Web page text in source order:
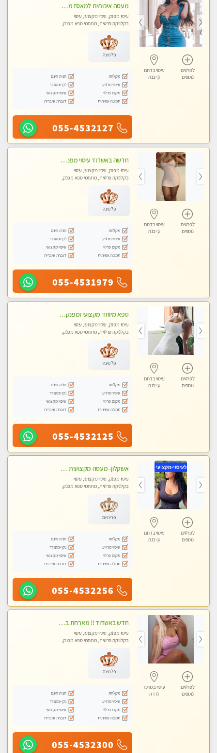
לפרטים
נוספים
עיסוי בדרום
גן יבנה
מעסה איכותית למאסז מקצועי ומפנק לכל שרירי הגוף באשדוד
עיסוי מפנק, עיסוי מקצועי, עיסוי
בקלניקה פרטית, מתחמי ספא מפנק,
פלטינה
מקלחת
חניה חינם
עיסוי מרגיע
נקי ומסודר
מקום פרטי
עיסוי מקצועי
תמונה אמיתית
דוברת עיברית
055-4532127
לפרטים
נוספים
עיסוי בדרום
גן יבנה
חדשה באשדוד עיסוי מפנק בקליניקה פרטית שירות vip לרציניים בלבד! מומלץ!!
עיסוי מפנק, עיסוי מקצועי, עיסוי
בקלניקה פרטית, מתחמי ספא מפנק,
פלטינה
מקלחת
חניה חינם
עיסוי מרגיע
נקי ומסודר
מקום פרטי
עיסוי מקצועי
תמונה אמיתית
דוברת עיברית
055-4531979
לפרטים
נוספים
עיסוי בדרום
גן יבנה
ספא מיוחד מקצועי ומפנק באשקלון חדשה מומלץ לחלוטין! כל סוגי העיסויים מעסה מקצועית ואיכותית פרטי!!!
עיסוי מפנק, עיסוי מקצועי, עיסוי
בקלניקה פרטית, מתחמי ספא מפנק,
פלטינה
מקלחת
חניה חינם
עיסוי מרגיע
נקי ומסודר
מקום פרטי
עיסוי מקצועי
תמונה אמיתית
דוברת עיברית
055-4532125
לפרטים
נוספים
עיסוי בדרום
גן יבנה
אשקלון- מעסה מקצועית חדשה ואיכותית לעיסוי מרגיע ומפנק VIP-מומלץ לחלוטין! פרטי! ​​​​​​ Highly recommended
עיסוי מפנק, עיסוי מקצועי, עיסוי
בקלניקה פרטית, מתחמי ספא מפנק,
טנטרה
פרימיום
מקלחת
חניה חינם
עיסוי מרגיע
נקי ומסודר
מקום פרטי
עיסוי מקצועי
תמונה אמיתית
דוברת עיברית
055-4532256
לפרטים
נוספים
עיסוי במרכז
גדרה
חדש באשדוד !! מארחת בדירתי באופן פרטי ודיסקרטי מקום יפה מסודר נקי ואווירה נעימה יחס טוב בבית חםללא מין !!
עיסוי מפנק, עיסוי מקצועי, עיסוי
בקלניקה פרטית, מתחמי ספא מפנק,
פלטינה
מקלחת
חניה חינם
עיסוי מרגיע
נקי ומסודר
מקום פרטי
עיסוי מקצועי
תמונה אמיתית
דוברת עיברית
055-4532300